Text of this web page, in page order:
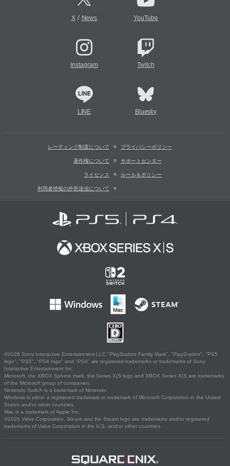
X/ News YouTube
Instagram Twitch
LINE Bluesky
レーティング制度について プライバシーポリシー
著作権について サポートセンター
ライセンス ルール＆ポリシー
利用者情報の外部送信について
©2026 Sony Interactive Entertainment LLC."PlayStation Family Mark", "PlayStation", "PS5
logo", "PS5", "PS4 logo" and "PS4" are registered trademarks or trademarks of Sony
Interactive Entertainment Inc.
Microsoft, the XBOX Sphere mark, the Series X|S logo and XBOX Series X|S are trademarks
of the Microsoft group of companies.
Nintendo Switch is a trademark of Nintendo.
Windows is either a registered trademark or trademark of Microsoft Corporation in the United
States and/or other countries.
Mac is a trademark of Apple Inc.
©2026 Valve Corporation. Steam and the Steam logo are trademarks and/or registered
trademarks of Valve Corporation in the U.S. and/or other countries.